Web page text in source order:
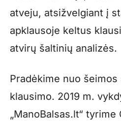
atveju, atsižvelgiant į
apklausoje keltus
atvirų šaltinių analizės.
Pradėkime nuo šeimos
klausimo. 2019 m.
„ManoBalsas.lt“ tyrime